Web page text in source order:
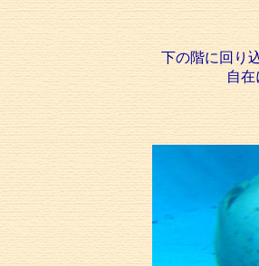
下の階に回り
自